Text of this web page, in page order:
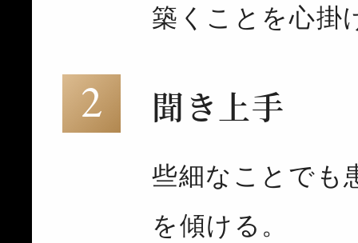
築くことを心掛
聞き上手
些細なことでも
を傾ける。